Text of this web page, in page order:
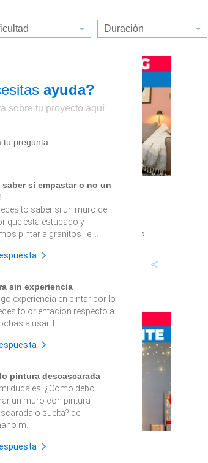
ayuda?
sobre tu proyecto aquí
saber si empastar o no un
saber si un muro del
que esta estucado y
pintar a granitos , el...
sin experiencia
experiencia en pintar por lo
orientacion respecto a
a usar. E...
pintura descascarada
duda es: ¿Como debo
un muro con pintura
o suelta? de
m...
renovar un living de
es clave para mantener vivo tu hogar,
si no cuentas con mucho espacio o
proyecto: 6
hacer un árbol de Navidad